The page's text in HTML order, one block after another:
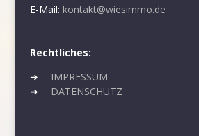
E-Mail: kontakt@wiesimmo.de
Rechtliches:
➜
IMPRESSUM
➜
DATENSCHUTZ